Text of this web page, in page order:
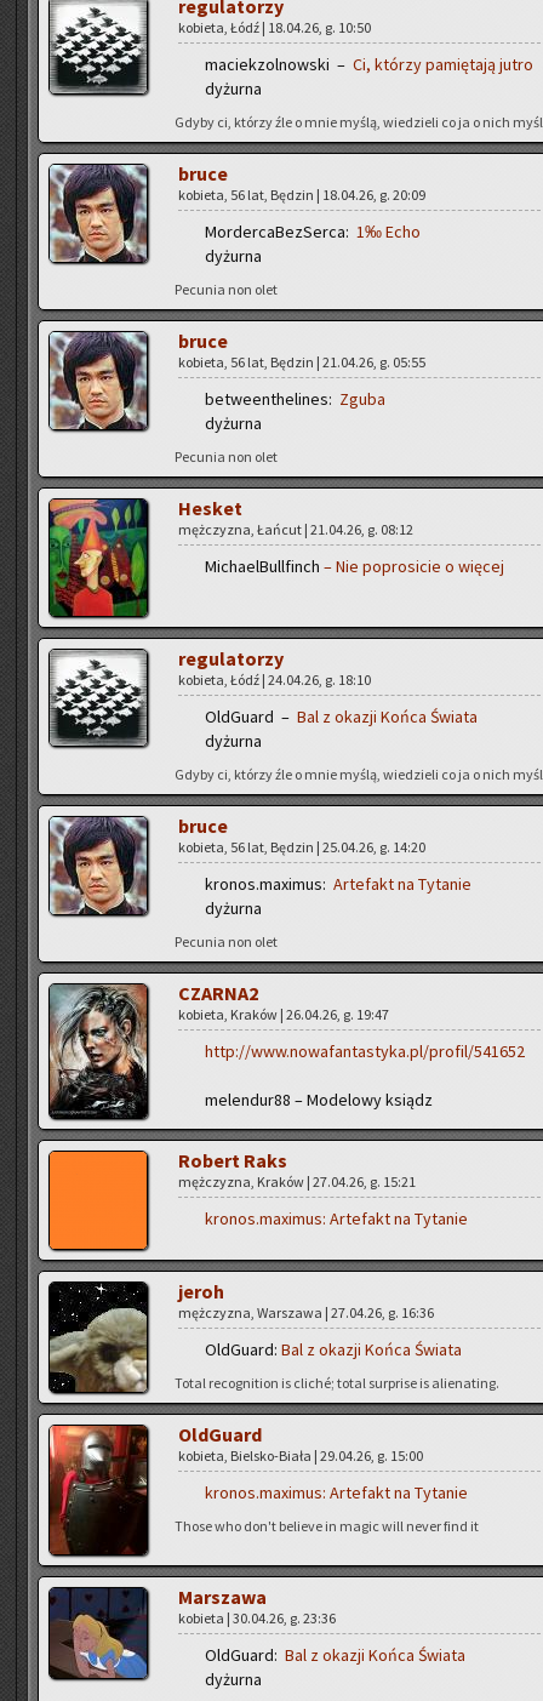
re­gu­la­to­rzy
ko­bie­ta, Łódź | 18.04.26, g. 10:50
ma­ciek­zol­now­ski – Ci, któ­rzy pa­mię­ta­ją jutro
dy­żur­na
Gdyby ci, któ­rzy źle o mnie myślą, wie­dzie­li co ja o nich
bruce
ko­bie­ta, 56 lat, Bę­dzin | 18.04.26, g. 20:09
Mor­der­ca­Bez­Ser­ca: 1‰ Echo
dy­żur­na
Pe­cu­nia non olet
bruce
ko­bie­ta, 56 lat, Bę­dzin | 21.04.26, g. 05:55
be­twe­en­the­li­nes: Zguba
dy­żur­na
Pe­cu­nia non olet
He­sket
męż­czy­zna, Łań­cut | 21.04.26, g. 08:12
Mi­cha­el­Bul­l­finch – Nie po­pro­si­cie o wię­cej
re­gu­la­to­rzy
ko­bie­ta, Łódź | 24.04.26, g. 18:10
Old­Gu­ard – Bal z oka­zji Końca Świa­ta
dy­żur­na
Gdyby ci, któ­rzy źle o mnie myślą, wie­dzie­li co ja o nich
bruce
ko­bie­ta, 56 lat, Bę­dzin | 25.04.26, g. 14:20
kronos.maximus: Ar­te­fakt na Ty­ta­nie
dy­żur­na
Pe­cu­nia non olet
CZAR­NA2
ko­bie­ta, Kra­ków | 26.04.26, g. 19:47
http://www.nowafantastyka.pl/profil/541652
me­len­du­r88 – Mo­de­lo­wy ksiądz
Ro­bert Raks
męż­czy­zna, Kra­ków | 27.04.26, g. 15:21
kronos.maximus: Ar­te­fakt na Ty­ta­nie
jeroh
męż­czy­zna, War­sza­wa | 27.04.26, g. 16:36
Old­Gu­ard: Bal z oka­zji Końca Świa­ta
Total re­co­gni­tion is cliché; total sur­pri­se is alie­na­ting.
Old­Gu­ard
ko­bie­ta, Biel­sko-Bia­ła | 29.04.26, g. 15:00
kronos.maximus: Ar­te­fakt na Ty­ta­nie
Those who don't be­lie­ve in magic will never find it
Mar­sza­wa
ko­bie­ta | 30.04.26, g. 23:36
Old­Gu­ard: Bal z oka­zji Końca Świa­ta
dy­żur­na